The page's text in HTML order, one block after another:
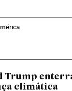
Trump
climática